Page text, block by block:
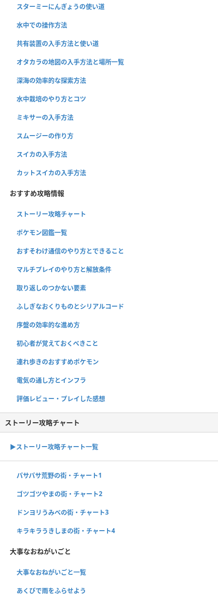
スターミーにんぎょうの使い道
水中での操作方法
共有装置の入手方法と使い道
オタカラの地図の入手方法と場所一覧
深海の効率的な探索方法
水中栽培のやり方とコツ
ミキサーの入手方法
スムージーの作り方
スイカの入手方法
カットスイカの入手方法
おすすめ攻略情報
ストーリー攻略チャート
ポケモン図鑑一覧
おすそわけ通信のやり方とできること
マルチプレイのやり方と解放条件
取り返しのつかない要素
ふしぎなおくりものとシリアルコード
序盤の効率的な進め方
初心者が覚えておくべきこと
連れ歩きのおすすめポケモン
電気の通し方とインフラ
評価レビュー・プレイした感想
ストーリー攻略チャート
▶ストーリー攻略チャート一覧
パサパサ荒野の街・チャート1
ゴツゴツやまの街・チャート2
ドンヨリうみべの街・チャート3
キラキラうきしまの街・チャート4
大事なおねがいごと
大事なおねがいごと一覧
あくびで雨をふらせよう